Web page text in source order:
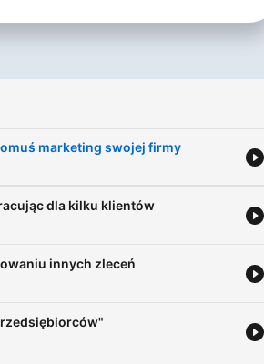
dla więcej niż jednego
ten podcast.
prowadzisz własną firmę,
marketing swojej firmy
dla kilku klientów
innych zleceń